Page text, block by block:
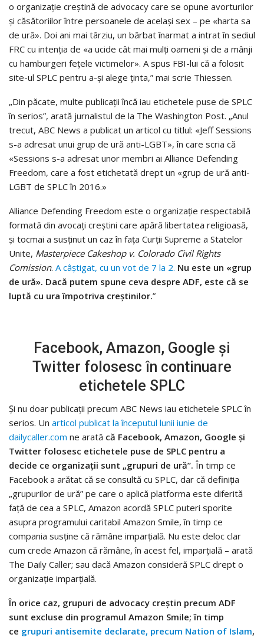
o organizație creștină de advocacy care se opune avorturilor
și căsătoriilor între persoanele de același sex – pe «harta sa
de ură». Doi ani mai târziu, un bărbat înarmat a intrat în sediul
FRC cu intenția de «a ucide cât mai mulți oameni și de a mânji
cu hamburgeri fețele victimelor». A spus FBI-lui că a folosit
site-ul SPLC pentru a-și alege ținta,” mai scrie Thiessen.
„Din păcate, multe publicații încă iau etichetele puse de SPLC
în serios”, arată jurnalistul de la The Washington Post. „Anul
trecut, ABC News a publicat un articol cu titlul: «Jeff Sessions
s-a adresat unui grup de ură anti-LGBT», în care scria că
«Sessions s-a adresat unor membri ai Alliance Defending
Freedom, care a fost etichetată drept un «grup de ură anti-
LGBT de SPLC în 2016.»
Alliance Defending Freedom este o organizație respectabilă
formată din avocați creștini care apără libertatea religioasă,
și tocmai a susținut un caz în fața Curții Supreme a Statelor
Unite, Masterpiece Cakeshop v. Colorado Civil Rights
Comission. A câștigat, cu un vot de 7 la 2. Nu este un «grup
de ură». Dacă putem spune ceva despre ADF, este că se
luptă cu ura împotriva creștinilor.”
Facebook, Amazon, Google și
Twitter folosesc în continuare
etichetele SPLC
Și nu doar publicații precum ABC News iau etichetele SPLC în
serios. Un articol publicat la începutul lunii iunie de
dailycaller.com ne arată că Facebook, Amazon, Google și
Twitter folosesc etichetele puse de SPLC pentru a
decide ce organizații sunt „grupuri de ură”. În timp ce
Facebook a arătat că se consultă cu SPLC, dar că definiția
„grupurilor de ură” pe care o aplică platforma este diferită
față de cea a SPLC, Amazon acordă SPLC puteri sporite
asupra programului caritabil Amazon Smile, în timp ce
compania susține că rămâne imparțială. Nu este deloc clar
cum crede Amazon că rămâne, în acest fel, imparțială – arată
The Daily Caller; sau dacă Amazon consideră SPLC drept o
organizație imparțială.
În orice caz, grupuri de advocacy creștin precum ADF
sunt excluse din programul Amazon Smile; în timp
ce grupuri antisemite declarate, precum Nation of Islam,